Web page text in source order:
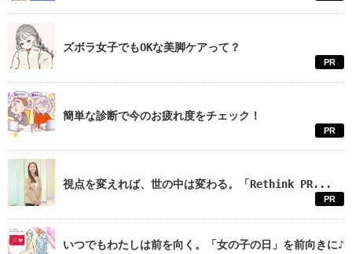
ズボラ女子でもOKな美脚ケアって？
PR
簡単な診断で今のお疲れ度をチェック！
PR
視点を変えれば、世の中は変わる。「Rethink PR...
PR
いつでもわたしは前を向く。「女の子の日」を前向きに♪